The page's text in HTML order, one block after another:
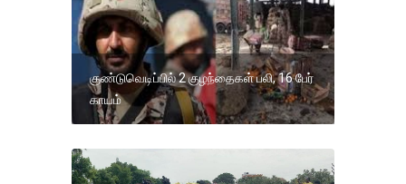
குண்டுவெடிப்பில் 2 குழந்தைகள் பலி, 16 பேர்
காயம்